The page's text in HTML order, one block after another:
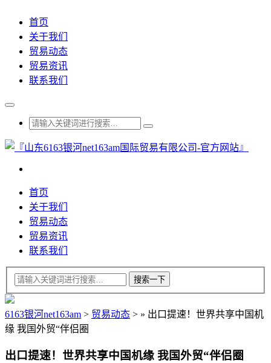
首页
关于我们
贸易动态
贸易资讯
联系我们
首页
关于我们
贸易动态
贸易资讯
联系我们
6163银河net163am > 贸易动态 > » 出口提速！世界共享中国机
缘 我国外贸“伴侣圈
出口提速！世界共享中国机缘 我国外贸“伴侣圈